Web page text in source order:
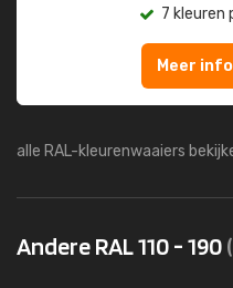
7 kleuren
Meer
alle RAL-kleurenwaaiers
Andere RAL 110 - 190